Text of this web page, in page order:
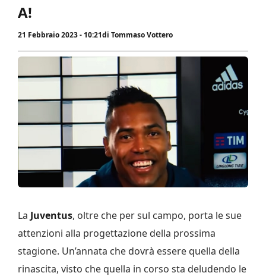
A!
21 Febbraio 2023 - 10:21di Tommaso Vottero
La Juventus, oltre che per sul campo, porta le sue
attenzioni alla progettazione della prossima
stagione. Un’annata che dovrà essere quella della
rinascita, visto che quella in corso sta deludendo le